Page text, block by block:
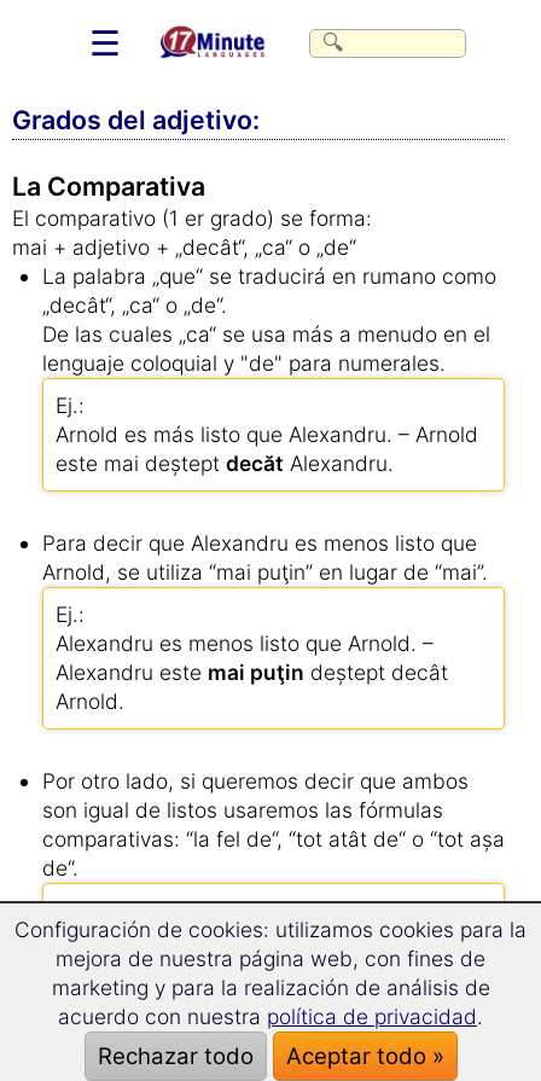
☰
Grados del adjetivo:
La Comparativa
El comparativo (1 er grado) se forma:
mai + adjetivo + „decât“, „ca“ o „de“
La palabra „que“ se traducirá en rumano como
„decât“, „ca“ o „de“.
De las cuales „ca“ se usa más a menudo en el
lenguaje coloquial y "de" para numerales.
Ej.:
Arnold es más listo que Alexandru. – Arnold
este mai deștept decăt Alexandru.
Para decir que Alexandru es menos listo que
Arnold, se utiliza “mai puţin” en lugar de “mai”.
Ej.:
Alexandru es menos listo que Arnold. –
Alexandru este mai puţin deștept decât
Arnold.
Por otro lado, si queremos decir que ambos
son igual de listos usaremos las fórmulas
comparativas: “la fel de“, “tot atât de“ o “tot așa
de“.
Ej.:
Arnold es tan listo como Alexandru. – Arnold
estela fel dedeștept ca Alexandru.
Si a “decât“, “ca“ o „de“ etc. le sigue un
pronombre, este debe de ir en acusativo.
Configuración de cookies: utilizamos cookies para la
mejora de nuestra página web, con fines de
marketing y para la realización de análisis de
acuerdo con nuestra política de privacidad.
Rechazar todo Aceptar todo »